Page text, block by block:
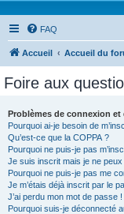
FAQ
Accueil Accueil du
Foire aux
Problèmes de connexion et
Pourquoi ai-je besoin de
Qu’est-ce que la COPPA ?
Pourquoi ne puis-je pas
Je suis inscrit mais je ne
Pourquoi ne puis-je pas me
Je m’étais déjà inscrit par le
J’ai perdu mon mot de passe !
Pourquoi suis-je déconnecté